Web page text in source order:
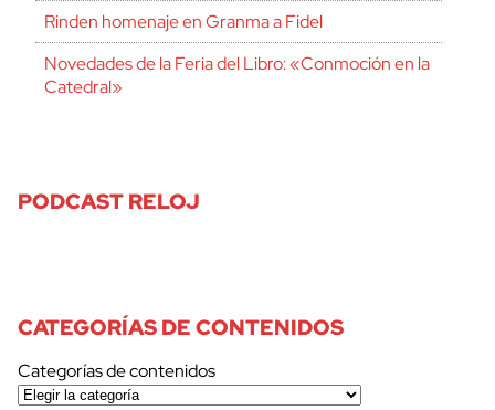
Rinden homenaje en Granma a Fidel
Novedades de la Feria del Libro: «Conmoción en la
Catedral»
PODCAST RELOJ
CATEGORÍAS DE CONTENIDOS
Categorías de contenidos